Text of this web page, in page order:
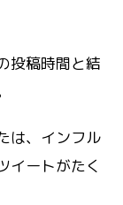
投稿時間と結
は、インフル
イートがたく